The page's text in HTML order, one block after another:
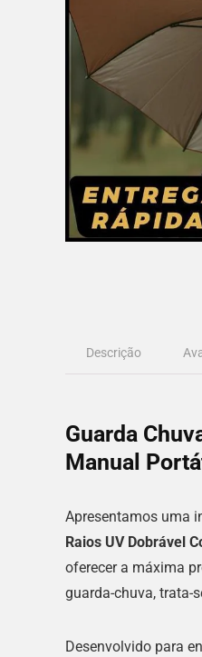
Descrição
Guarda
Manual
Apresentamos uma
Raios UV Dobrável
oferecer a máxima
guarda-chuva, trata-
Desenvolvido para